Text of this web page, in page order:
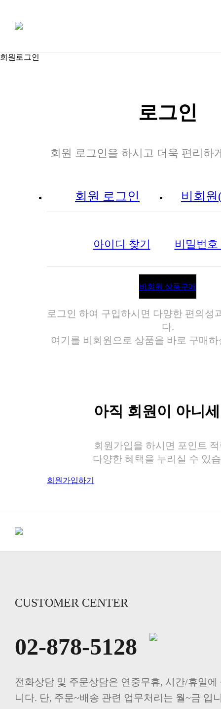
회원로그인
로그인
회원 로그인을 하시고 더욱 편리하
회원 로그인 비회
아이디 찾기 비밀번호
비회원 상품구매
로그인 하여 구입하시면 다양한 편의성
다.
여기를 비회원으로 상품을 바로 구매
아직 회원이 아니
회원가입을 하시면 포인트
다양한 혜택을 누리실 수 있
회원가입하기
CUSTOMER CENTER
02-878-5128
전화상담 및 주문상담은 연중무휴, 시간/휴일
니다. 단, 주문~배송 관련 업무처리는 월~금 입